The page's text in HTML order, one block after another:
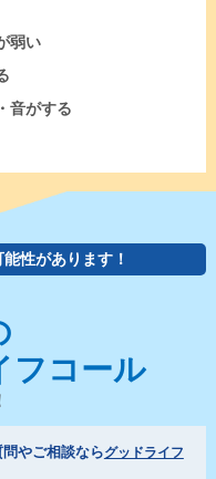
弱い
音がする
性があります！
フコール
やご相談ならグッドライフ